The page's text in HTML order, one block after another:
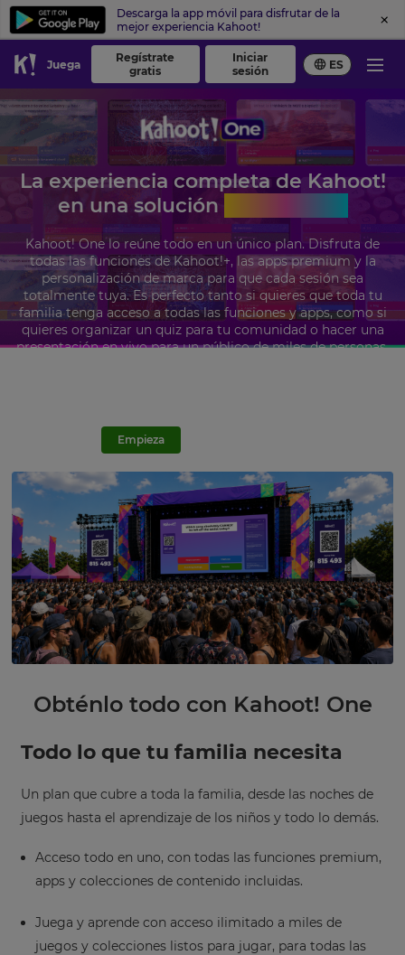
Descarga la app móvil para disfrutar de la
mejor experiencia Kahoot!
Juega
Regístrate
gratis
Iniciar
sesión
ES
La experiencia completa de Kahoot!
en una solución
Kahoot! One lo reúne todo en un único plan. Disfruta de
todas las funciones de Kahoot!+, las apps premium y la
personalización de marca para que cada sesión sea
totalmente tuya. Es perfecto tanto si quieres que toda tu
familia tenga acceso a todas las funciones y apps, como si
quieres organizar un quiz para tu comunidad o hacer una
presentación en vivo para un público de miles de personas.
Empieza
Obténlo todo con Kahoot! One
Todo lo que tu familia necesita
Un plan que cubre a toda la familia, desde las noches de
juegos hasta el aprendizaje de los niños y todo lo demás.
Acceso todo en uno, con todas las funciones premium,
apps y colecciones de contenido incluidas.
Juega y aprende con acceso ilimitado a miles de
juegos y colecciones listos para jugar, para todas las